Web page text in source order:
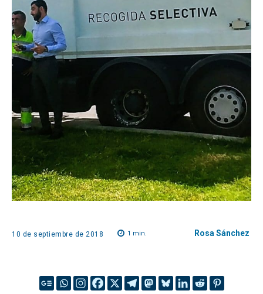
10 de septiembre de 2018 1 min. Rosa Sánchez